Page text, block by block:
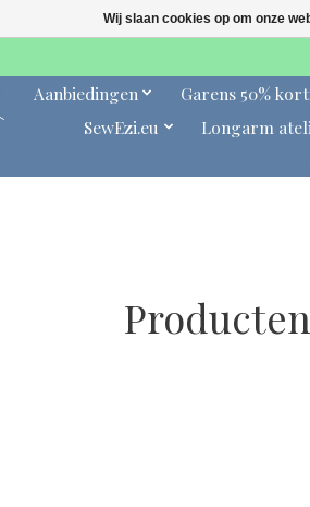
Aanbiedingen Garens 50%
SewEzi.eu
Longarm
Wij slaan cookies op om onze